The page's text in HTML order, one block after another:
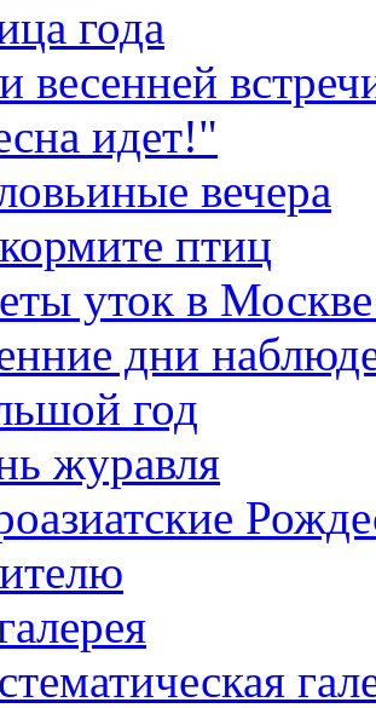
года
весенней
идет!"
вечера
птиц
уток в
дни
год
журавля